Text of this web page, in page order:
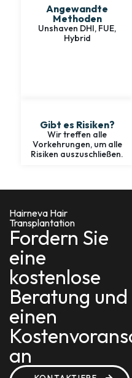
Angewandte
Methoden
Unshaven DHI, FUE,
Hybrid
Gibt es Risiken?
Wir treffen alle
Vorkehrungen, um alle
Risiken auszuschließen.
Hairneva Hair
Transplantation
Fordern Sie
eine
kostenlose
Beratung und
einen
an